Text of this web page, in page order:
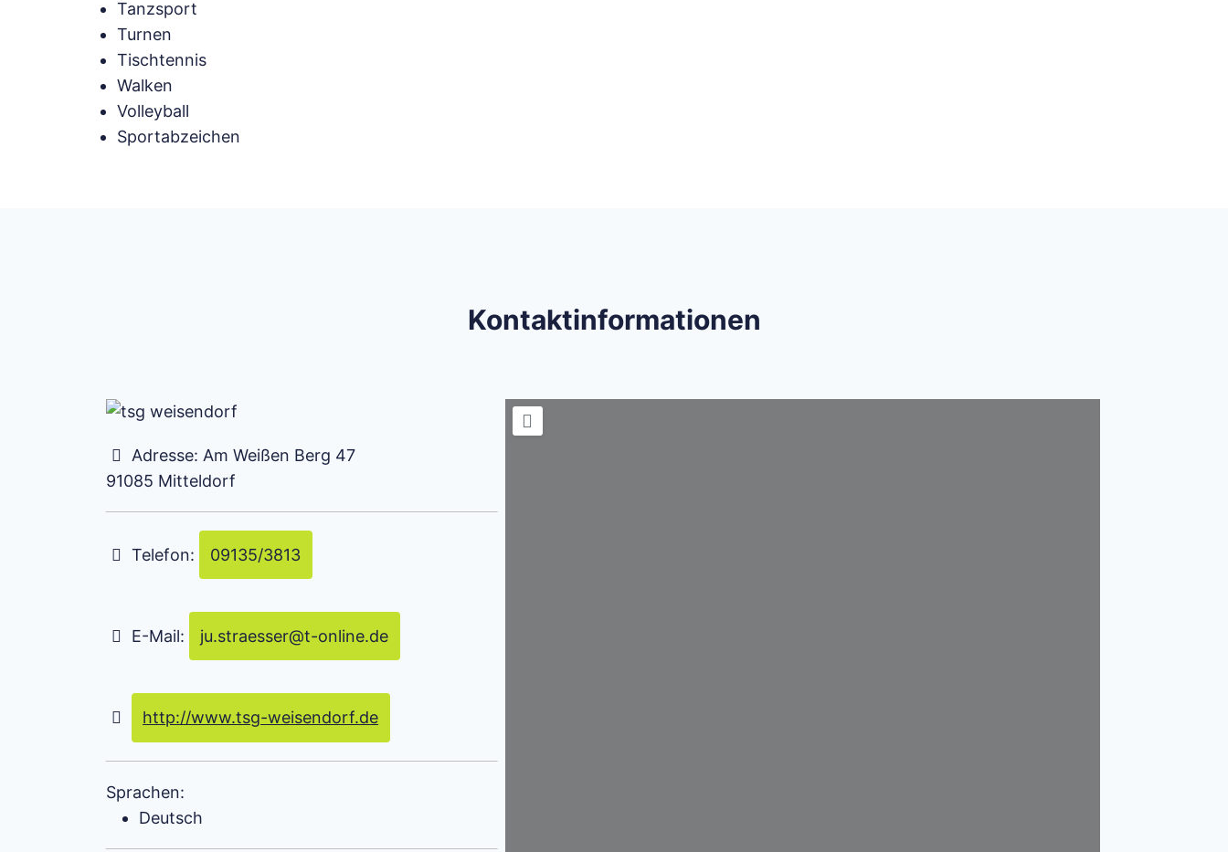
Tanzsport
Turnen
Tischtennis
Walken
Volleyball
Sportabzeichen
Kontaktinformationen
Adresse: Am Weißen Berg 47
91085 Mitteldorf
Telefon: 09135/3813
E-Mail: ju.straesser@t-online.de
http://www.tsg-weisendorf.de
Sprachen:
Deutsch